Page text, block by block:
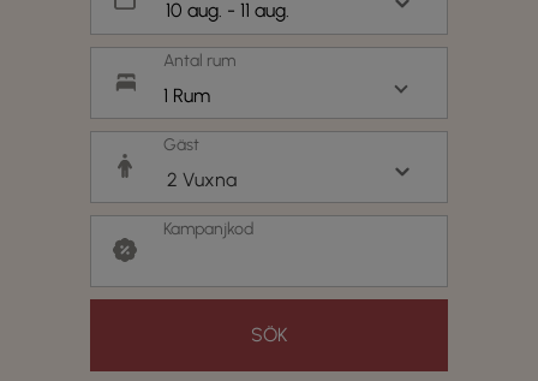
Antal rum
1 Rum
Gäst
Kampanjkod
SÖK